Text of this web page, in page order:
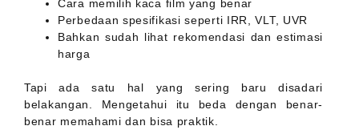
Cara memilih kaca film yang benar
Perbedaan spesifikasi seperti IRR, VLT, UVR
Bahkan sudah lihat rekomendasi dan estimasi
harga
Tapi ada satu hal yang sering baru disadari
belakangan. Mengetahui itu beda dengan benar-
benar memahami dan bisa praktik.